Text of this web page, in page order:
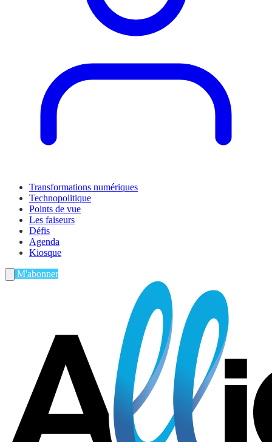
Transformations numériques
Technopolitique
Points de vue
Les faiseurs
Défis
Agenda
Kiosque
M'abonner